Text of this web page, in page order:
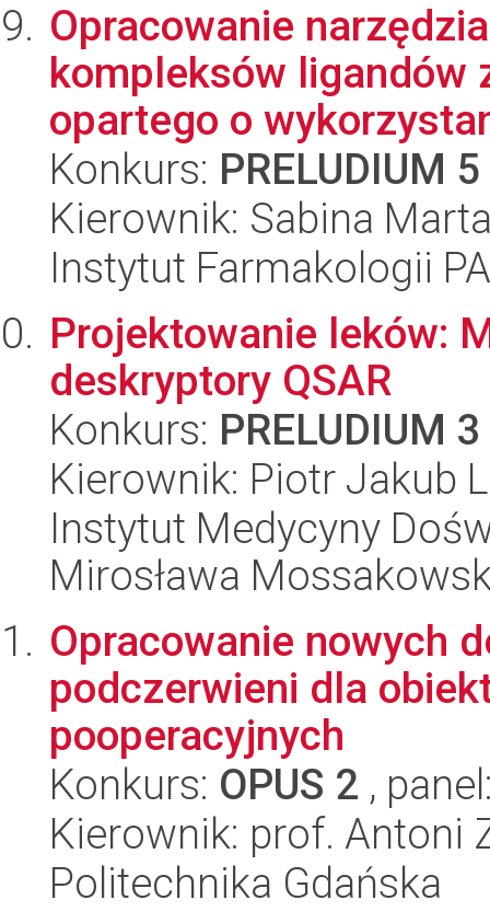
Opracowanie
kompleksów ligandów
opartego o
Konkurs: PRELUDIUM 5
Kierownik: Sabina
Instytut Farmakologii
Projektowanie leków:
deskryptory QSAR
Konkurs: PRELUDIUM 3
Kierownik: Piotr Jakub
Instytut Medycyny
Mirosława
Opracowanie nowych
podczerwieni dla
pooperacyjnych
Konkurs: OPUS 2 ,
Kierownik: prof. Antoni
Politechnika Gdańska